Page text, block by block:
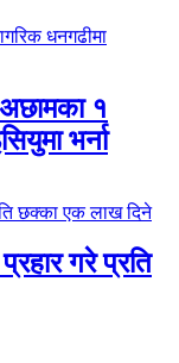
१
भर्ना
गरे प्रति